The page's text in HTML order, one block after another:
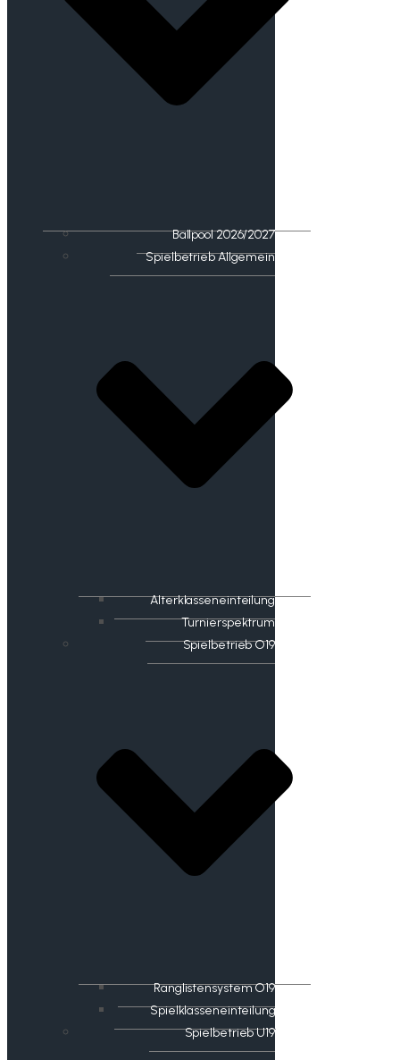
Ballpool 2026/2027
Spielbetrieb Allgemein
Alterklasseneinteilung
Turnierspektrum
Spielbetrieb O19
Ranglistensystem O19
Spielklasseneinteilung
Spielbetrieb U19